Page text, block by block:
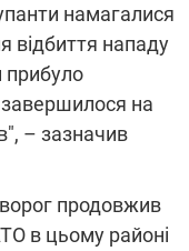
намагалися
відбиття нападу
прибуло
завершилося на
– зазначив
продовжив
в цьому районі